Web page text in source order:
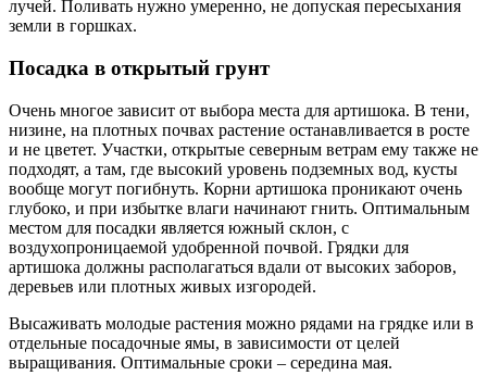
лучей. Поливать нужно умеренно, не допуская пересыхания
земли в горшках.
Посадка в открытый грунт
Очень многое зависит от выбора места для артишока. В тени,
низине, на плотных почвах растение останавливается в росте
и не цветет. Участки, открытые северным ветрам ему также не
подходят, а там, где высокий уровень подземных вод, кусты
вообще могут погибнуть. Корни артишока проникают очень
глубоко, и при избытке влаги начинают гнить. Оптимальным
местом для посадки является южный склон, с
воздухопроницаемой удобренной почвой. Грядки для
артишока должны располагаться вдали от высоких заборов,
деревьев или плотных живых изгородей.
Высаживать молодые растения можно рядами на грядке или в
отдельные посадочные ямы, в зависимости от целей
выращивания. Оптимальные сроки – середина мая.